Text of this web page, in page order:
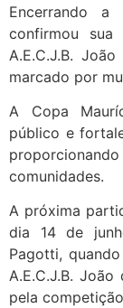
Encerrando
confirmou
A.E.C.J.B.
marcado por
A Copa
público e
comunidades.
A próxima
dia 14 de
Pagotti,
A.E.C.J.B.
pela